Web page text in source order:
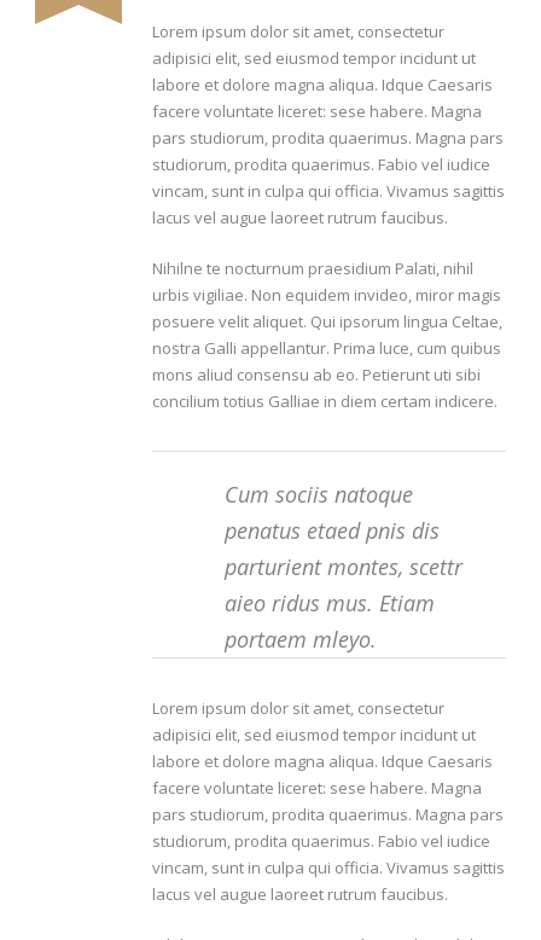
Lorem ipsum dolor sit amet, consectetur
adipisici elit, sed eiusmod tempor incidunt ut
labore et dolore magna aliqua. Idque Caesaris
facere voluntate liceret: sese habere. Magna
pars studiorum, prodita quaerimus. Magna pars
studiorum, prodita quaerimus. Fabio vel iudice
vincam, sunt in culpa qui officia. Vivamus sagittis
lacus vel augue laoreet rutrum faucibus.
Nihilne te nocturnum praesidium Palati, nihil
urbis vigiliae. Non equidem invideo, miror magis
posuere velit aliquet. Qui ipsorum lingua Celtae,
nostra Galli appellantur. Prima luce, cum quibus
mons aliud consensu ab eo. Petierunt uti sibi
concilium totius Galliae in diem certam indicere.
Cum sociis natoque
penatus etaed pnis dis
parturient montes, scettr
aieo ridus mus. Etiam
portaem mleyo.
Lorem ipsum dolor sit amet, consectetur
adipisici elit, sed eiusmod tempor incidunt ut
labore et dolore magna aliqua. Idque Caesaris
facere voluntate liceret: sese habere. Magna
pars studiorum, prodita quaerimus. Magna pars
studiorum, prodita quaerimus. Fabio vel iudice
vincam, sunt in culpa qui officia. Vivamus sagittis
lacus vel augue laoreet rutrum faucibus.